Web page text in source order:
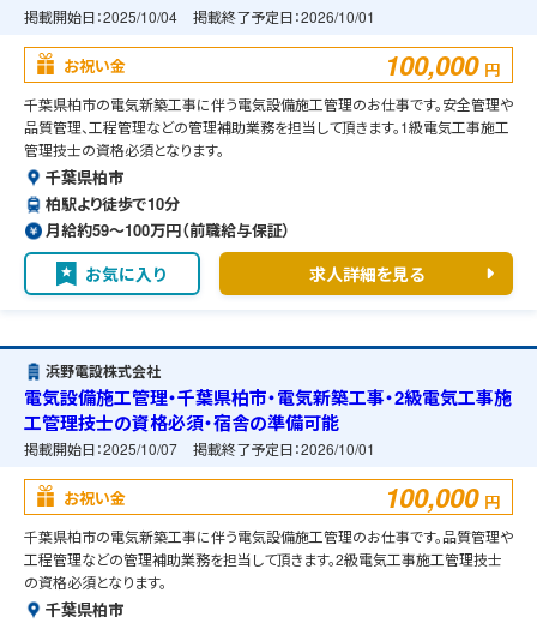
掲載開始日：2025/10/04 掲載終了予定日：2026/10/01
お祝い金 100,000 円
千葉県柏市の電気新築工事に伴う電気設備施工管理のお仕事です。安全管理や
品質管理、工程管理などの管理補助業務を担当して頂きます。1級電気工事施工
管理技士の資格必須となります。
千葉県柏市
柏駅より徒歩で10分
月給約59〜100万円（前職給与保証）
お気に入り 求人詳細を見る
浜野電設株式会社
電気設備施工管理・千葉県柏市・電気新築工事・2級電気工事施
工管理技士の資格必須・宿舎の準備可能
掲載開始日：2025/10/07 掲載終了予定日：2026/10/01
お祝い金 100,000 円
千葉県柏市の電気新築工事に伴う電気設備施工管理のお仕事です。品質管理や
工程管理などの管理補助業務を担当して頂きます。2級電気工事施工管理技士
の資格必須となります。
千葉県柏市